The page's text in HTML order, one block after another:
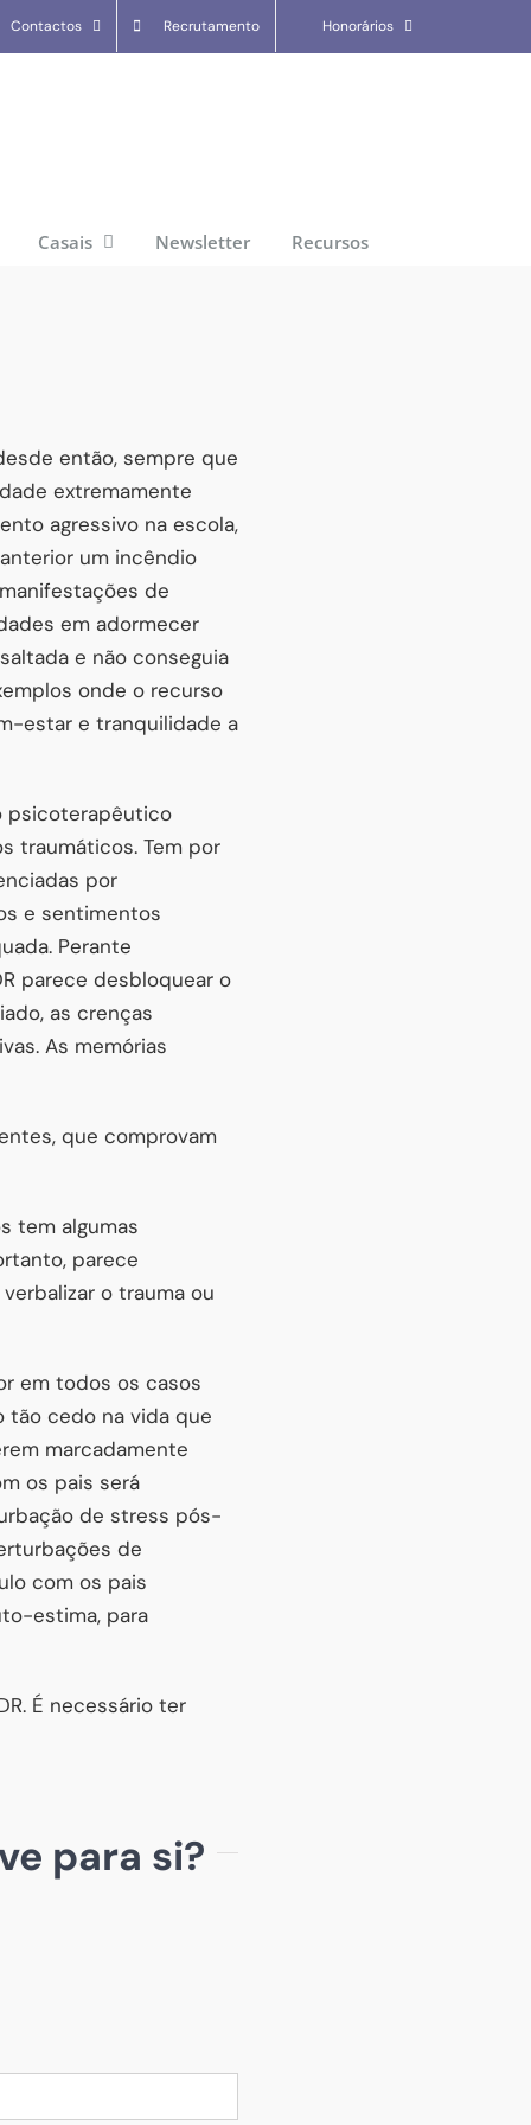
Contactos Recrutamento Honorários
Casais Newsletter Recursos
então, sempre que
extremamente
agressivo na escola,
um incêndio
de
em adormecer
e não conseguia
onde o recurso
estar e tranquilidade a
psicoterapêutico
traumáticos. Tem por
por
e sentimentos
Perante
parece desbloquear o
as crenças
As memórias
que comprovam
tem algumas
parece
o trauma ou
em todos os casos
tão cedo na vida que
marcadamente
os pais será
de stress pós-
de
com os pais
estima, para
É necessário ter
para si?